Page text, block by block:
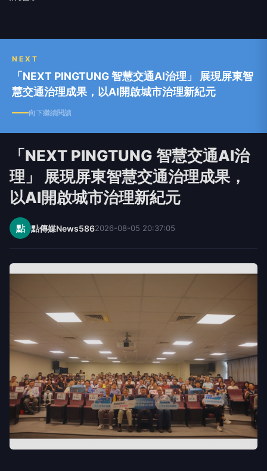
NEXT
「NEXT PINGTUNG 智慧交通AI治理」 展現屏東智
慧交通治理成果，以AI開啟城市治理新紀元
向下繼續閱讀
「NEXT PINGTUNG 智慧交通AI治
理」 展現屏東智慧交通治理成果，
以AI開啟城市治理新紀元
點 點傳媒News5862026-08-05 20:37:05